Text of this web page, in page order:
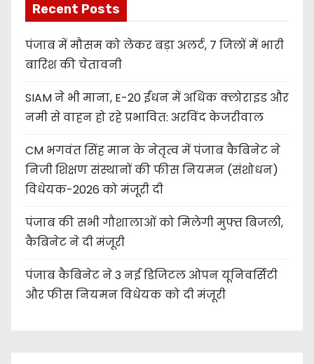
Recent Posts
पंजाब में मौसम को लेकर बड़ा अलर्ट, 7 जिलों में भारी
बारिश की चेतावनी
SIAM ने भी माना, E-20 ईंधन में अधिक क्लोराइड और
नमी से वाहन हो रहे प्रभावित: अरविंद केजरीवाल
CM भगवंत सिंह मान के नेतृत्व में पंजाब कैबिनेट ने
निजी शिक्षण संस्थानों की फीस नियमन (संशोधन)
विधेयक-2026 को मंजूरी दी
पंजाब की सभी गौशालाओं को मिलेगी मुफ्त बिजली,
कैबिनेट ने दी मंजूरी
पंजाब कैबिनेट ने 3 नई डिजिटल ओपन यूनिवर्सिटी
और फीस नियमन विधेयक को दी मंजूरी